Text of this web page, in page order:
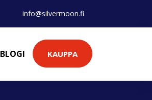
info@silvermoon.fi
BLOGI KAUPPA